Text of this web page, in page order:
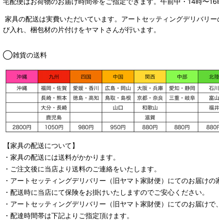
家具の配送は実費いただいています。アートセッティングデリバリ
び入れ、梱包材の片付けをヤマトさんが行います。
◯雑貨の送料
【家具の配送について】
・家具の配送には送料がかかります。
・ご注文後に当店より送料のご連絡をいたします。
・ アートセッティングデリバリー （旧ヤマト家財便） にてのお届けの
・配送時に当店にて保険をお掛けいたしますのでご安心ください。
・ アートセッティングデリバリー （旧ヤマト家財便） にてのお届けで
・配達時間帯は下記よりご指定頂けます。